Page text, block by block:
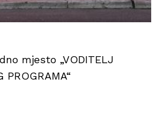
mjesto „VODITELJ
PROGRAMA“